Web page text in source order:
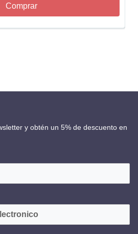
Comprar
y obtén un 5% de descuento en